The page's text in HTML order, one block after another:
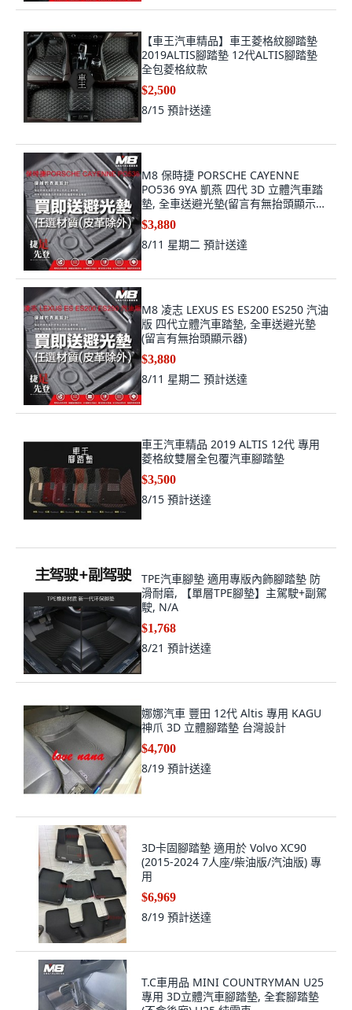
【車王汽車精品】車王菱格紋腳踏墊
2019ALTIS腳踏墊 12代ALTIS腳踏墊
全包菱格紋款
$2,500
8/15 預計送達
M8 保時捷 PORSCHE CAYENNE
PO536 9YA 凱燕 四代 3D 立體汽車踏
墊, 全車送避光墊(留言有無抬頭顯示
器)
$3,880
8/11 星期二 預計送達
M8 凌志 LEXUS ES ES200 ES250 汽油
版 四代立體汽車踏墊, 全車送避光墊
(留言有無抬頭顯示器)
$3,880
8/11 星期二 預計送達
車王汽車精品 2019 ALTIS 12代 專用
菱格紋雙層全包覆汽車腳踏墊
$3,500
8/15 預計送達
TPE汽車腳墊 適用專版內飾腳踏墊 防
滑耐磨, 【單層TPE腳墊】主駕駛+副駕
駛, N/A
$1,768
8/21 預計送達
娜娜汽車 豐田 12代 Altis 專用 KAGU
神爪 3D 立體腳踏墊 台灣設計
$4,700
8/19 預計送達
3D卡固腳踏墊 適用於 Volvo XC90
(2015-2024 7人座/柴油版/汽油版) 專
用
$6,969
8/19 預計送達
T.C車用品 MINI COUNTRYMAN U25
專用 3D立體汽車腳踏墊, 全套腳踏墊